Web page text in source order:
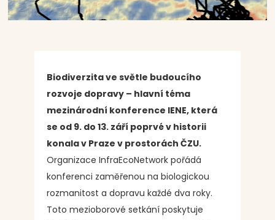
Biodiverzita ve světle budoucího
rozvoje dopravy – hlavní téma
mezinárodní konference IENE, která
se od 9. do 13. září poprvé v historii
konala v Praze v prostorách ČZU.
Organizace InfraEcoNetwork pořádá
konferenci zaměřenou na biologickou
rozmanitost a dopravu každé dva roky.
Toto mezioborové setkání poskytuje